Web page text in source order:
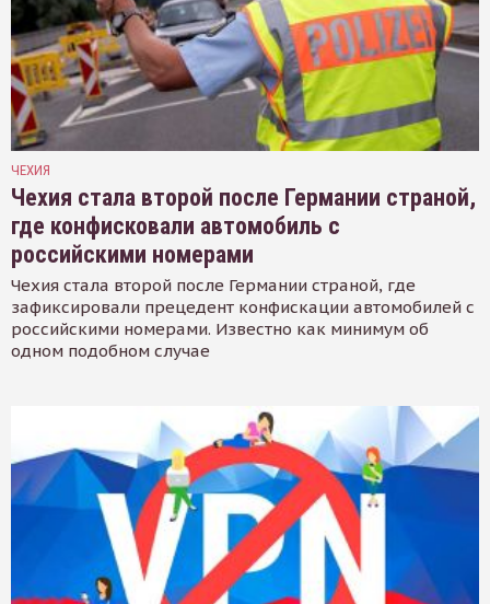
ЧЕХИЯ
Чехия стала второй после Германии страной,
где конфисковали автомобиль с
российскими номерами
Чехия стала второй после Германии страной, где
зафиксировали прецедент конфискации автомобилей с
российскими номерами. Известно как минимум об
одном подобном случае